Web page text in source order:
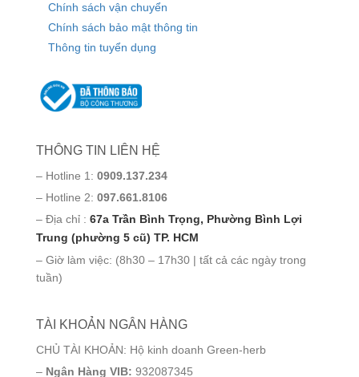
Chính sách vận chuyển
Chính sách bảo mật thông tin
Thông tin tuyển dụng
THÔNG TIN LIÊN HỆ
– Hotline 1: 0909.137.234
– Hotline 2: 097.661.8106
– Địa chỉ : 67a Trần Bình Trọng, Phường Bình Lợi
Trung (phường 5 cũ) TP. HCM
– Giờ làm việc: (8h30 – 17h30 | tất cả các ngày trong
tuần)
TÀI KHOẢN NGÂN HÀNG
CHỦ TÀI KHOẢN: Hộ kinh doanh Green-herb
– Ngân Hàng VIB: 932087345